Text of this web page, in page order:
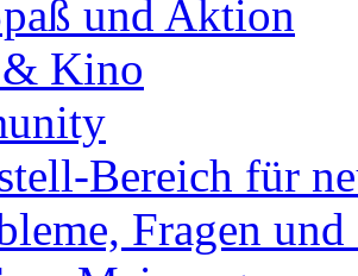
und Aktion
Kino
Bereich für
Fragen